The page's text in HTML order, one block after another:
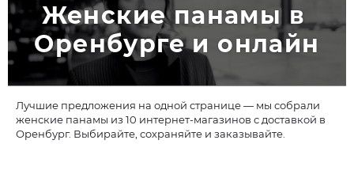
Женские панамы в
Оренбурге и онлайн
Лучшие предложения на одной странице — мы собрали
женские панамы из 10 интернет-магазинов с доставкой в
Оренбург. Выбирайте, сохраняйте и заказывайте.